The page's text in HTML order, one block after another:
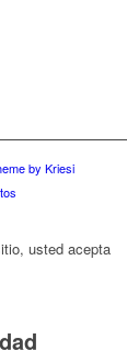
by Kriesi
usted acepta